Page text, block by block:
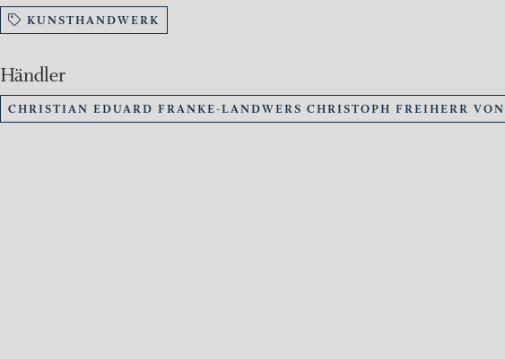
KUNSTHANDWERK
Händler
CHRISTIAN EDUARD FRANKE-LANDWERS CHRISTOPH FREIHERR